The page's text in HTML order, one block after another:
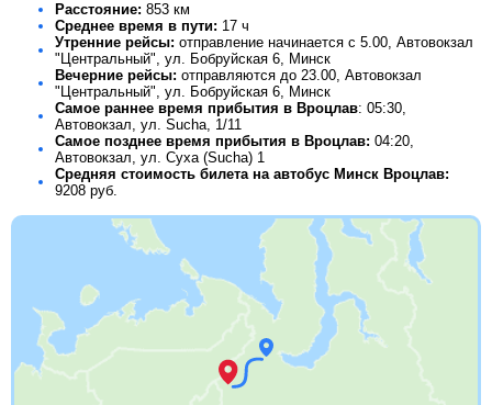
Расстояние: 853 км
Среднее время в пути: 17 ч
Утренние рейсы: отправление начинается с 5.00, Автовокзал
"Центральный", ул. Бобруйская 6, Минск
Вечерние рейсы: отправляются до 23.00, Автовокзал
"Центральный", ул. Бобруйская 6, Минск
Самое раннее время прибытия в Вроцлав: 05:30,
Автовокзал, ул. Sucha, 1/11
Самое позднее время прибытия в Вроцлав: 04:20,
Автовокзал, ул. Суха (Sucha) 1
Средняя стоимость билета на автобус Минск Вроцлав:
9208 руб.